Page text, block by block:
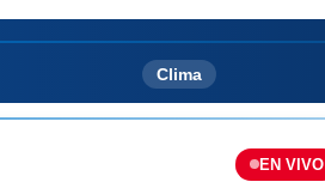
Clima
EN VIVO